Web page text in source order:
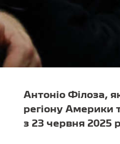
Антоніо Філоза,
регіону Америки
з 23 червня 2025